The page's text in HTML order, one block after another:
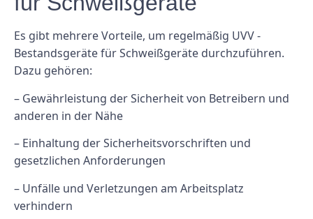
Es gibt mehrere Vorteile, um regelmäßig UVV -
Bestandsgeräte für Schweißgeräte durchzuführen.
Dazu gehören:
– Gewährleistung der Sicherheit von Betreibern und
anderen in der Nähe
– Einhaltung der Sicherheitsvorschriften und
gesetzlichen Anforderungen
– Unfälle und Verletzungen am Arbeitsplatz
verhindern